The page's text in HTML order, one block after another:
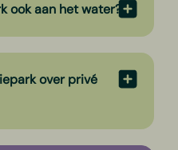
ook aan het water?
over privé